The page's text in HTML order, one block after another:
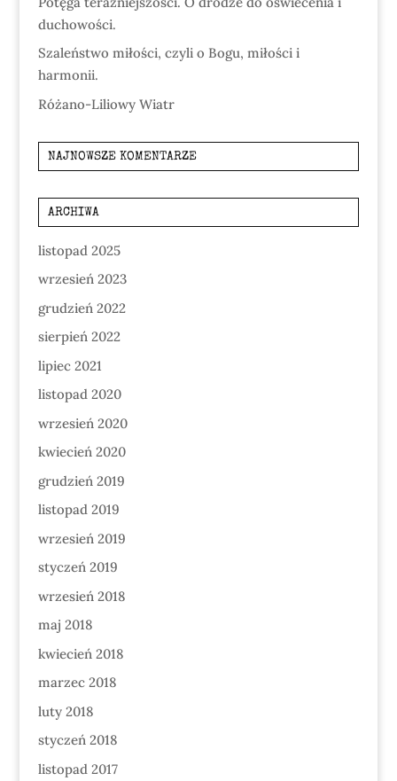
duchowości.
Szaleństwo miłości, czyli o Bogu, miłości i
harmonii.
Różano-Liliowy Wiatr
NAJNOWSZE KOMENTARZE
ARCHIWA
listopad 2025
wrzesień 2023
grudzień 2022
sierpień 2022
lipiec 2021
listopad 2020
wrzesień 2020
kwiecień 2020
grudzień 2019
listopad 2019
wrzesień 2019
styczeń 2019
wrzesień 2018
maj 2018
kwiecień 2018
marzec 2018
luty 2018
styczeń 2018
listopad 2017